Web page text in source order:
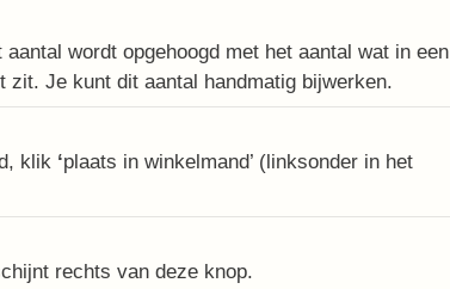
aantal wordt opgehoogd met het aantal wat in een
zit. Je kunt dit aantal handmatig bijwerken.
klik ‘plaats in winkelmand’ (linksonder in het
rechts van deze knop.